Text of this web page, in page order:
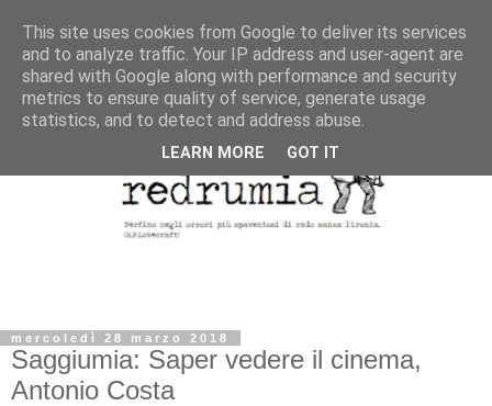
mercoledì 28 marzo 2018
Saggiumia: Saper vedere il cinema,
Antonio Costa
This site uses cookies from Google to deliver its services
and to analyze traffic. Your IP address and user-agent are
shared with Google along with performance and security
metrics to ensure quality of service, generate usage
statistics, and to detect and address abuse.
LEARN MORE GOT IT